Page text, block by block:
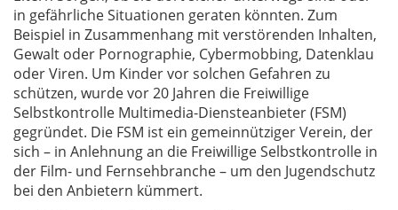
in gefährliche Situationen geraten könnten. Zum
Beispiel in Zusammenhang mit verstörenden Inhalten,
Gewalt oder Pornographie, Cybermobbing, Datenklau
oder Viren. Um Kinder vor solchen Gefahren zu
schützen, wurde vor 20 Jahren die Freiwillige
Selbstkontrolle Multimedia-Diensteanbieter (FSM)
gegründet. Die FSM ist ein gemeinnütziger Verein, der
sich – in Anlehnung an die Freiwillige Selbstkontrolle in
der Film- und Fernsehbranche – um den Jugendschutz
bei den Anbietern kümmert.